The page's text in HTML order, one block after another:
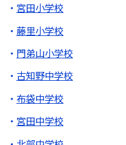
宮田小学校
藤里小学校
門弟山小学校
古知野中学校
布袋中学校
宮田中学校